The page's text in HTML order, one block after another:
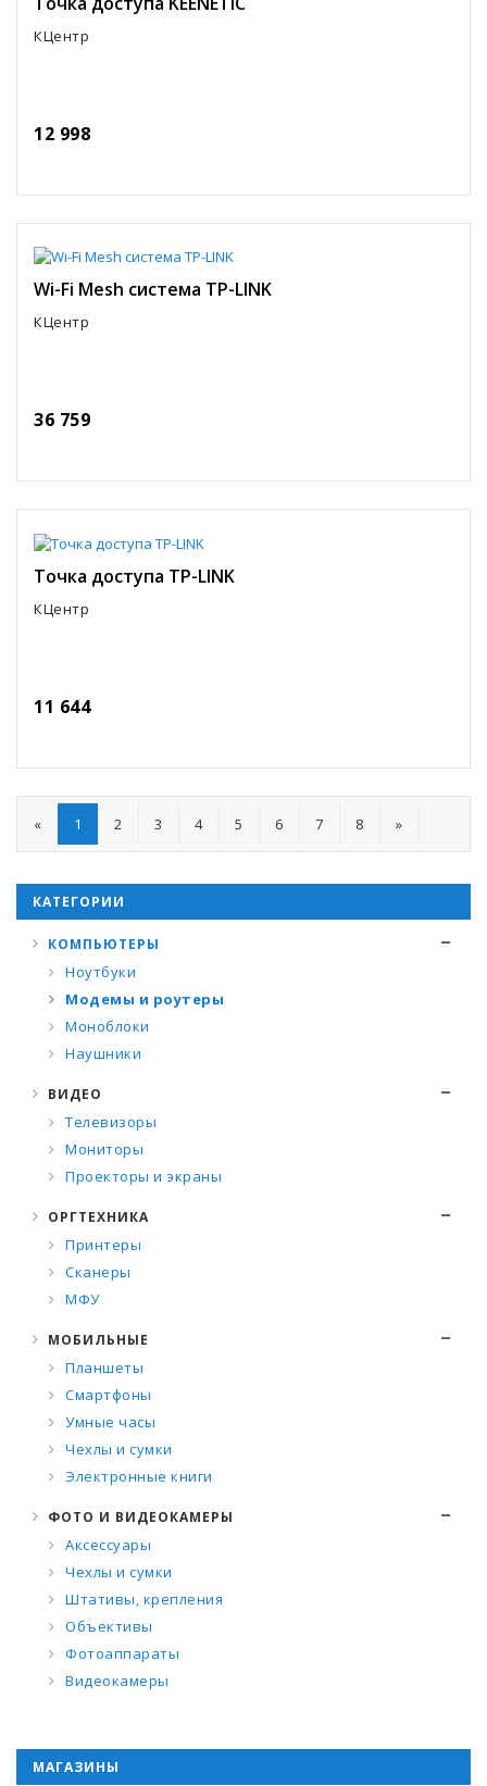
КЦентр
12 998
Wi-Fi Mesh система TP-LINK
КЦентр
36 759
Точка доступа TP-LINK
КЦентр
11 644
« 1 2 3 4 5 6 7 8 »
КАТЕГОРИИ
КОМПЬЮТЕРЫ
Ноутбуки
Модемы и роутеры
Моноблоки
Наушники
ВИДЕО
Телевизоры
Мониторы
Проекторы и экраны
ОРГТЕХНИКА
Принтеры
Сканеры
МФУ
МОБИЛЬНЫЕ
Планшеты
Смартфоны
Умные часы
Чехлы и сумки
Электронные книги
ФОТО И ВИДЕОКАМЕРЫ
Аксессуары
Чехлы и сумки
Штативы, крепления
Объективы
Фотоаппараты
Видеокамеры
МАГАЗИНЫ